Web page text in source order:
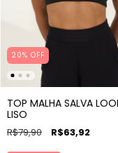
20% OFF
TOP MALHA SALVA
LISO
R$79,90 R$63,92